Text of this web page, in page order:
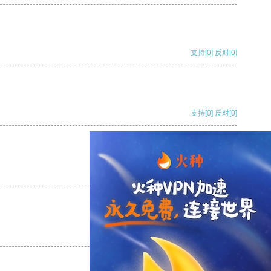
支持[0] 反对[0]
支持[0] 反对[0]
反对